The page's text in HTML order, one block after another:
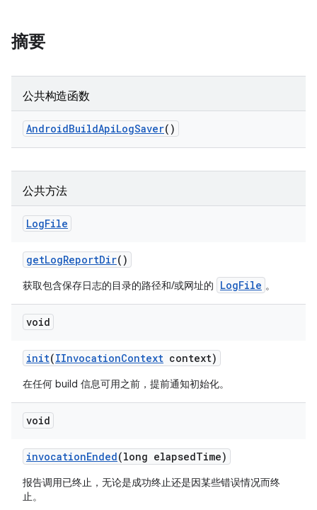
摘要
公共构造函数
AndroidBuildApiLogSaver()
公共方法
LogFile
getLogReportDir()
获取包含保存日志的目录的路径和/或网址的 LogFile 。
void
init(IInvocationContext context)
在任何 build 信息可用之前，提前通知初始化。
void
invocationEnded(long elapsedTime)
报告调用已终止，无论是成功终止还是因某些错误情况而终
止。